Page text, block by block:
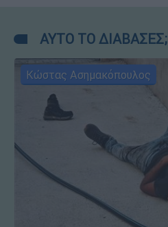
ΑΥΤΟ ΤΟ ΔΙΑΒΑΣΕΣ;
Κώστας Ασημακόπουλος